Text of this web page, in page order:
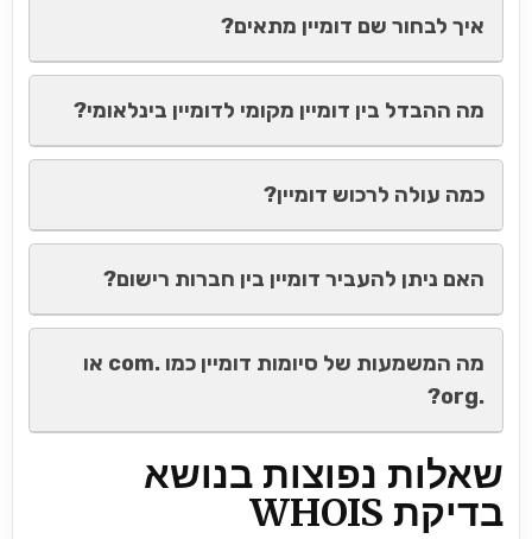
איך לבחור שם דומיין מתאים?
מה ההבדל בין דומיין מקומי לדומיין בינלאומי?
כמה עולה לרכוש דומיין?
האם ניתן להעביר דומיין בין חברות רישום?
מה המשמעות של סיומות דומיין כמו .com או
.org?
שאלות נפוצות בנושא
בדיקת WHOIS